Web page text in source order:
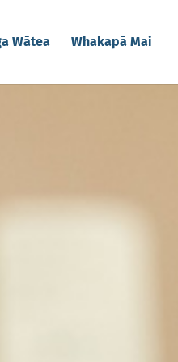
Wātea Whakapā Mai